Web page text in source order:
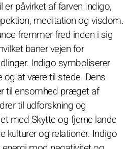
er påvirket af farven Indigo,
meditation og visdom.
fremmer fred inden i sig
baner vejen for
Indigo symboliserer
og at være til stede. Dens
til ensomhed præget af
til udforskning og
med Skytte og fjerne lande
kulturer og relationer. Indigo